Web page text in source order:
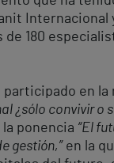
Internacional
de 180
participado en la
¿sólo convivir o
la ponencia “El
gestión,” en la